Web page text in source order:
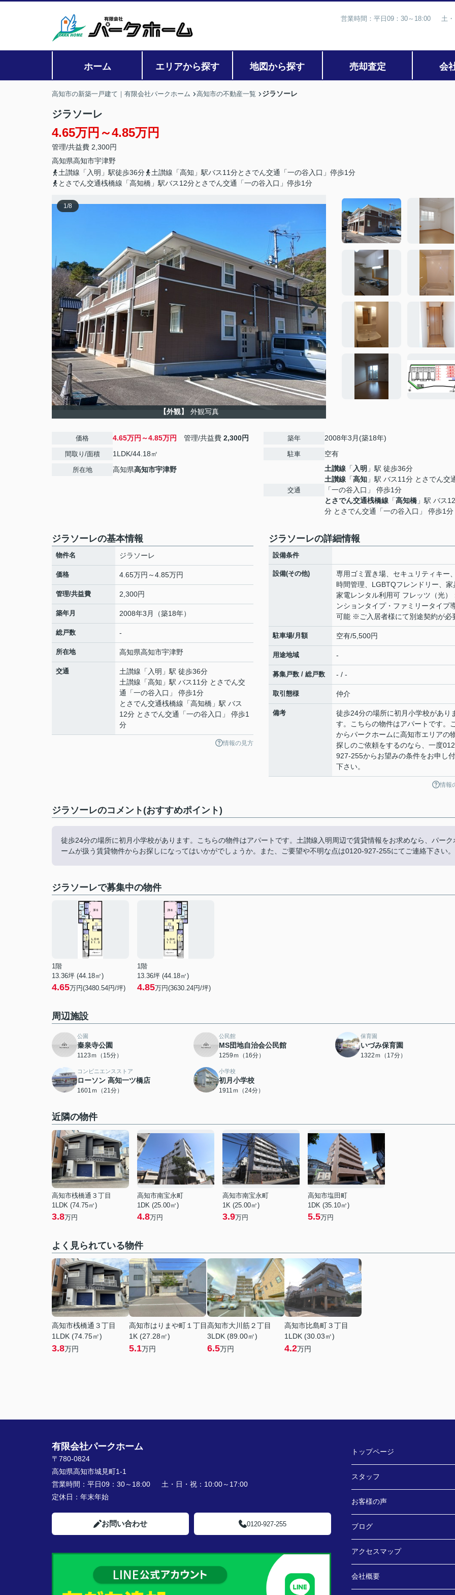
営業時間：平日09：30～18:00 土
ホーム エリアから探す 地図から探す 売却査定 会
高知市の新築一戸建て｜有限会社パークホーム 高知市の不動産一覧 ジラソーレ
ジラソーレ
4.65万円～4.85万円
管理/共益費 2,300円
高知県高知市宇津野
土讃線「入明」駅徒歩36分
土讃線「高知」駅バス11分とさでん交通「一の谷入口」停歩1分
とさでん交通桟橋線「高知橋」駅バス12分とさでん交通「一の谷入口」停歩1分
1/8
【外観】 外観写真
価格 4.65万円～4.85万円 管理/共益費 2,300円
間取り/面積 1LDK/44.18㎡
所在地 高知県高知市宇津野
築年 2008年3月(築18年)
駐車 空有
交通
土讃線 「 入明 」駅 徒歩36分
土讃線 「高知 」駅 バス11分 とさでん交
「一の谷入口」 停歩1分
とさでん交通桟橋線 「高知橋 」駅 バス12
分 とさでん交通「一の谷入口」 停歩1分
ジラソーレの基本情報
物件名 ジラソーレ
価格 4.65万円～4.85万円
管理/共益費 2,300円
築年月 2008年3月（築18年）
総戸数 -
所在地 高知県高知市宇津野
交通 土讃線 「 入明 」駅 徒歩36分
土讃線 「高知 」駅 バス11分 とさでん交
通「一の谷入口」 停歩1分
とさでん交通桟橋線 「高知橋 」駅 バス
12分 とさでん交通「一の谷入口」 停歩1
分
情報の見方
ジラソーレの詳細情報
設備条件
設備(その他)
専用ゴミ置き場、セキュリティキー
時間管理、LGBTQフレンドリー、家
家電レンタル利用可 フレッツ（光）
ンションタイプ・ファミリータイプ
可能 ※ご入居者様にて別途契約が必
駐車場/月額 空有/5,500円
用途地域 -
募集戸数 / 総戸数 - / -
取引態様 仲介
備考
徒歩24分の場所に初月小学校があり
す。こちらの物件はアパートです。
からパークホームに高知市エリアの
探しのご依頼をするのなら、一度
927-255からお望みの条件をお申し
下さい。
情報
ジラソーレのコメント(おすすめポイント)
徒歩24分の場所に初月小学校があります。こちらの物件はアパートです。土讃線入明周辺で賃貸情報をお求めなら、パーク
ームが扱う賃貸物件からお探しになってはいかがでしょうか。また、ご要望や不明な点は0120-927-255にてご連絡下さい。
ジラソーレで募集中の物件
1階
13.36坪 (44.18㎡)
4.65万円(3480.54円/坪)
1階
13.36坪 (44.18㎡)
4.85万円(3630.24円/坪)
周辺施設
公園
秦泉寺公園
1123ｍ（15分）
公民館
MS団地自治会公民館
1259ｍ（16分）
保育園
いづみ保育園
1322ｍ（17分）
コンビニエンスストア
ローソン 高知一ツ橋店
1601ｍ（21分）
小学校
初月小学校
1911ｍ（24分）
近隣の物件
高知市桟橋通３丁目
1LDK (74.75㎡)
3.8万円
高知市南宝永町
1DK (25.00㎡)
4.8万円
高知市南宝永町
1K (25.00㎡)
3.9万円
高知市塩田町
1DK (35.10㎡)
5.5万円
よく見られている物件
高知市桟橋通３丁目
1LDK (74.75㎡)
3.8万円
高知市はりまや町１丁目
1K (27.28㎡)
5.1万円
高知市大川筋２丁目
3LDK (89.00㎡)
6.5万円
高知市比島町３丁目
1LDK (30.03㎡)
4.2万円
有限会社パークホーム
〒780-0824
高知県高知市城見町1-1
営業時間： 平日09：30～18:00 土・日・祝：10:00～17:00
定休日： 年末年始
お問い合わせ 0120-927-255
トップページ
スタッフ
お客様の声
ブログ
アクセスマップ
会社概要